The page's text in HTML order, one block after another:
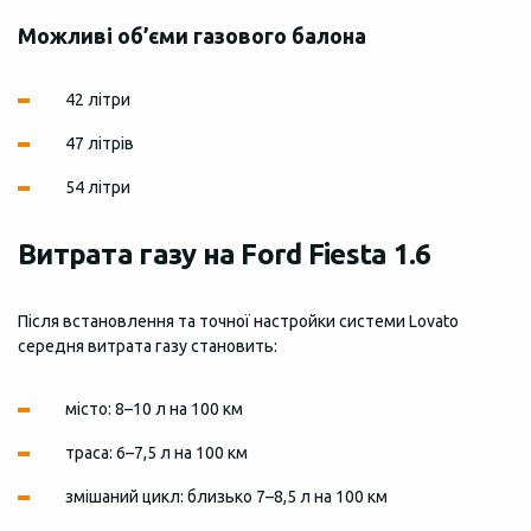
Можливі об’єми газового балона
42 літри
47 літрів
54 літри
Витрата газу на Ford Fiesta 1.6
Після встановлення та точної настройки системи Lovato
середня витрата газу становить:
місто: 8–10 л на 100 км
траса: 6–7,5 л на 100 км
змішаний цикл: близько 7–8,5 л на 100 км